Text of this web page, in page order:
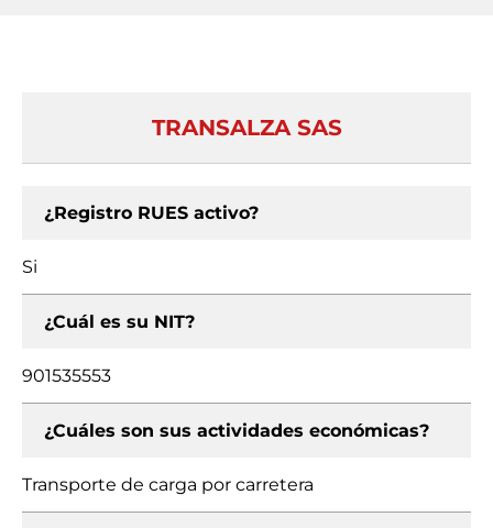
TRANSALZA SAS
¿Registro RUES activo?
Si
¿Cuál es su NIT?
901535553
¿Cuáles son sus actividades económicas?
Transporte de carga por carretera